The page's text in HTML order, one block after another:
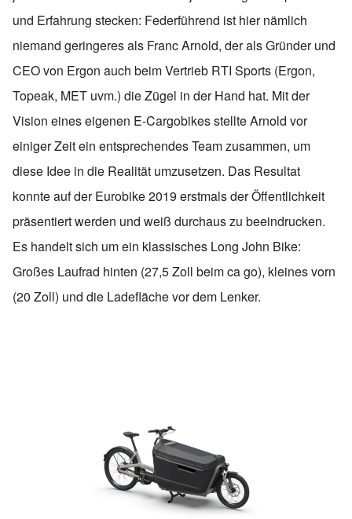
und Erfahrung stecken: Federführend ist hier nämlich
niemand geringeres als Franc Arnold, der als Gründer und
CEO von Ergon auch beim Vertrieb RTI Sports (Ergon,
Topeak, MET uvm.) die Zügel in der Hand hat. Mit der
Vision eines eigenen E-Cargobikes stellte Arnold vor
einiger Zeit ein entsprechendes Team zusammen, um
diese Idee in die Realität umzusetzen. Das Resultat
konnte auf der Eurobike 2019 erstmals der Öffentlichkeit
präsentiert werden und weiß durchaus zu beeindrucken.
Es handelt sich um ein klassisches Long John Bike:
Großes Laufrad hinten (27,5 Zoll beim ca go), kleines vorn
(20 Zoll) und die Ladefläche vor dem Lenker.